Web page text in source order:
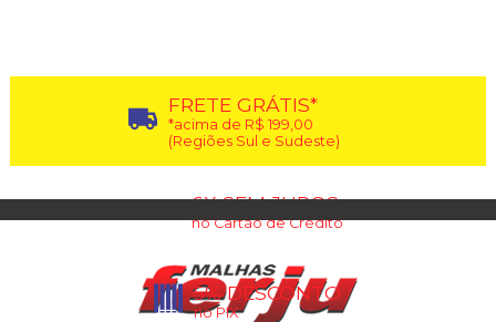
FRETE GRÁTIS*
*acima de R$ 199,00
(Regiões Sul e Sudeste)
6X SEM JUROS
no Cartão de Crédito
5% DESCONTO
no PIX